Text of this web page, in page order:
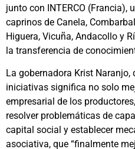
junto con INTERCO (Francia),
caprinos de Canela,
Higuera, Vicuña, Andacollo y
la transferencia de
La gobernadora Krist
iniciativas significa no solo
empresarial de los
resolver problemáticas de
capital social y establecer
asociativa, que “finalmente